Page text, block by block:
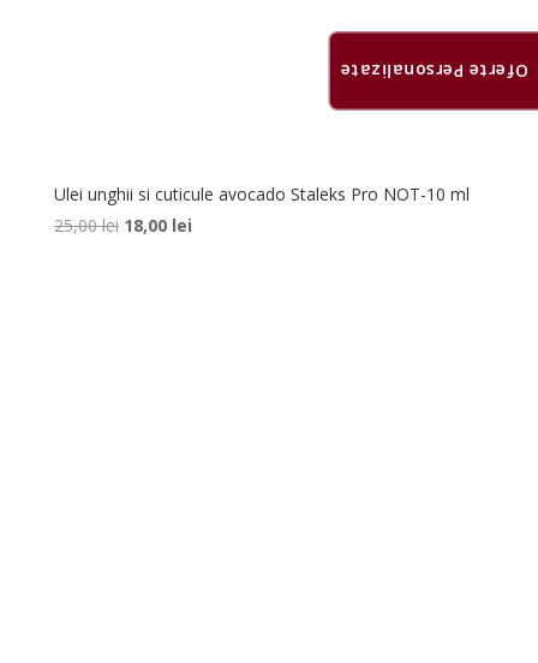
Ulei unghii si cuticule avocado Staleks Pro NOT-10 ml
25,00lei Prețul
18,00 leiPrețul
Oferte Personalizate